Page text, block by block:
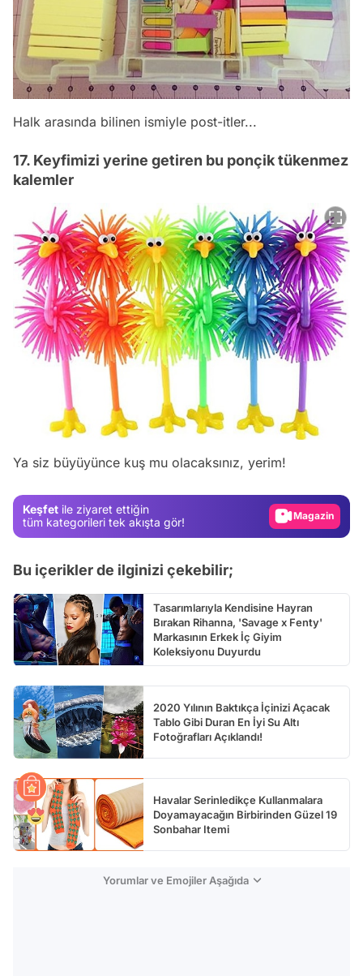
Halk arasında bilinen ismiyle post-itler...
17. Keyfimizi yerine getiren bu ponçik tükenmez
kalemler
Ya siz büyüyünce kuş mu olacaksınız, yerim!
Keşfet ile ziyaret ettiğin
tüm kategorileri tek akışta gör!
Video
Bu içerikler de ilginizi çekebilir;
Tasarımlarıyla Kendisine Hayran
Bırakan Rihanna, 'Savage x Fenty'
Markasının Erkek İç Giyim
Koleksiyonu Duyurdu
2020 Yılının Baktıkça İçinizi Açacak
Tablo Gibi Duran En İyi Su Altı
Fotoğrafları Açıklandı!
Havalar Serinledikçe Kullanmalara
Doyamayacağın Birbirinden Güzel 19
Sonbahar Itemi
Yorumlar ve Emojiler Aşağıda